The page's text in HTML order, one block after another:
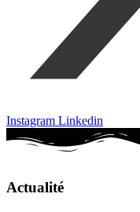
Instagram Linkedin
Actualité